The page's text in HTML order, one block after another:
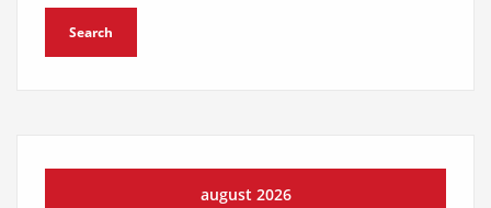
august 2026